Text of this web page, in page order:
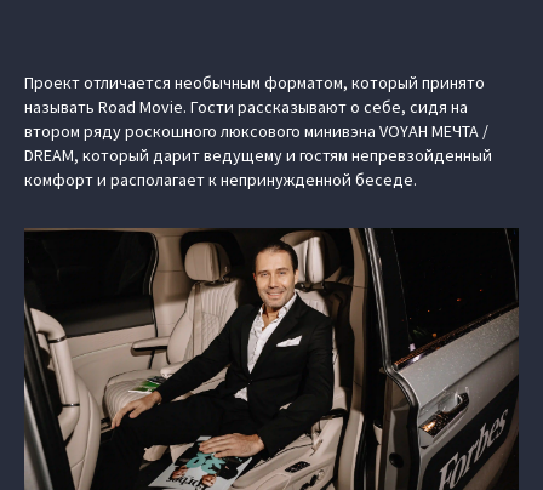
Проект отличается необычным форматом, который принято
называть Road Movie. Гости рассказывают о себе, сидя на
втором ряду роскошного люксового минивэна VOYAH МЕЧТА /
DREAM, который дарит ведущему и гостям непревзойденный
комфорт и располагает к непринужденной беседе.